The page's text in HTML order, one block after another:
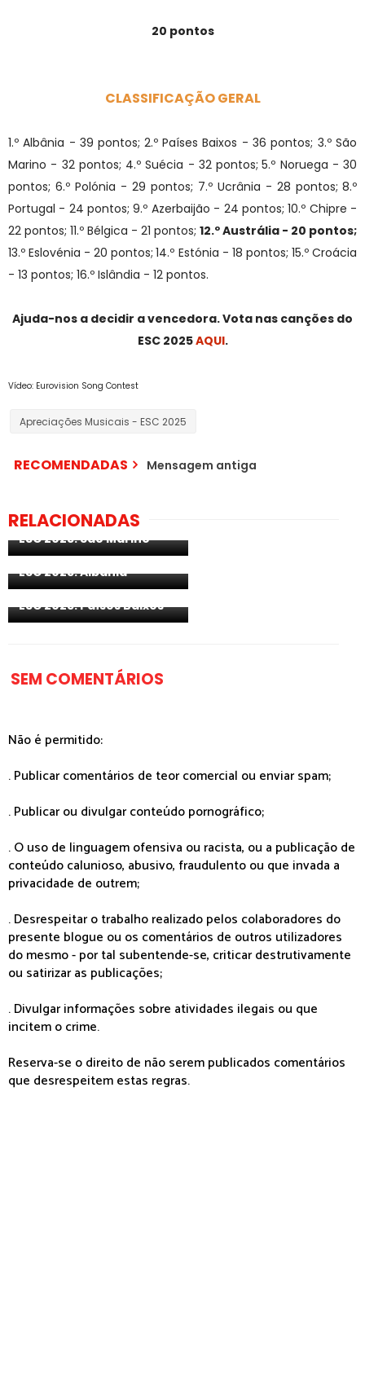
20 pontos
CLASSIFICAÇÃO GERAL
1.º Albânia - 39 pontos; 2.º Países Baixos - 36 pontos; 3.º São
Marino - 32 pontos; 4.º Suécia - 32 pontos; 5.º Noruega - 30
pontos; 6.º Polónia - 29 pontos; 7.º Ucrânia - 28 pontos; 8.º
Portugal - 24 pontos; 9.º Azerbaijão - 24 pontos; 10.º Chipre -
22 pontos; 11.º Bélgica - 21 pontos; 12.º Austrália - 20 pontos;
13.º Eslovénia - 20 pontos; 14.º Estónia - 18 pontos; 15.º Croácia
- 13 pontos; 16.º Islândia - 12 pontos.
Ajuda-nos a decidir a vencedora. Vota nas canções do
ESC 2025AQUI.
Vídeo: Eurovision Song Contest
Apreciações Musicais - ESC 2025
RECOMENDADAS Mensagem antiga
RELACIONADAS
Apreciações Musicais -
ESC 2025: São Marino
Apreciações Musicais -
ESC 2025: Albânia
Apreciações Musicais -
ESC 2025: Países Baixos
SEM COMENTÁRIOS
Não é permitido:
. Publicar comentários de teor comercial ou enviar spam;
. Publicar ou divulgar conteúdo pornográfico;
. O uso de linguagem ofensiva ou racista, ou a publicação de
conteúdo calunioso, abusivo, fraudulento ou que invada a
privacidade de outrem;
. Desrespeitar o trabalho realizado pelos colaboradores do
presente blogue ou os comentários de outros utilizadores
do mesmo - por tal subentende-se, criticar destrutivamente
ou satirizar as publicações;
. Divulgar informações sobre atividades ilegais ou que
incitem o crime.
Reserva-se o direito de não serem publicados comentários
que desrespeitem estas regras.